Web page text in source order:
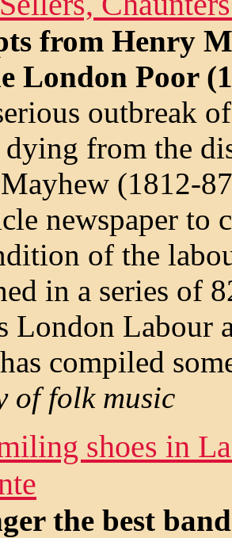
from Henry
London Poor
outbreak
from the
(1812-
newspaper to
of the
in a series of
London Labour
compiled
of folk music
shoes in
the best